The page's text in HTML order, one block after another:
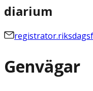
diarium
Genvägar